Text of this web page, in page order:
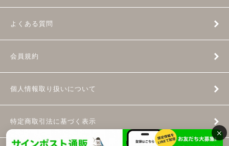
よくある質問
会員規約
個人情報取り扱いについて
特定商取引法に基づく表示
×